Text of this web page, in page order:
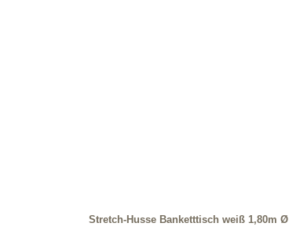
Stretch-Husse Banketttisch weiß 1,80m Ø